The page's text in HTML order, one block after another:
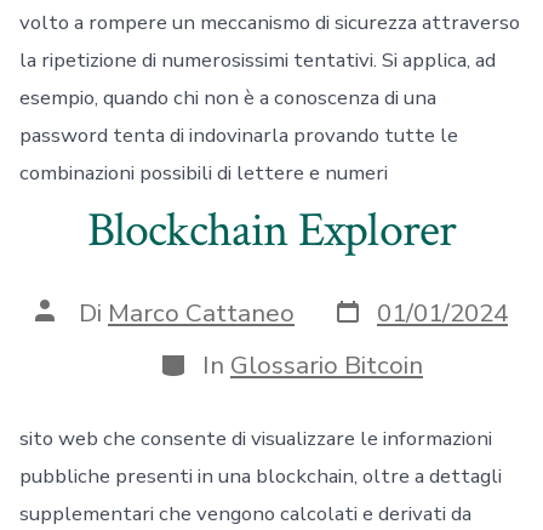
volto a rompere un meccanismo di sicurezza attraverso
la ripetizione di numerosissimi tentativi. Si applica, ad
esempio, quando chi non è a conoscenza di una
password tenta di indovinarla provando tutte le
combinazioni possibili di lettere e numeri
Blockchain Explorer
Autore
articolo
Di Marco Cattaneo Data
articolo
01/01/2024
Categorie
In Glossario Bitcoin
sito web che consente di visualizzare le informazioni
pubbliche presenti in una blockchain, oltre a dettagli
supplementari che vengono calcolati e derivati da